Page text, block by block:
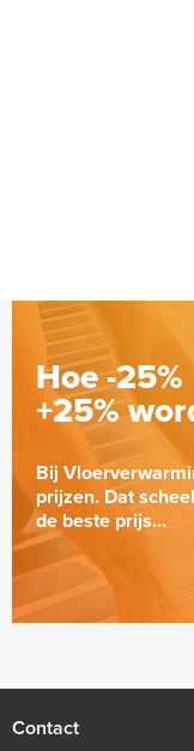
Hoe -25%
+25%
Bij
prijzen. Dat
de beste prijs...
Contact